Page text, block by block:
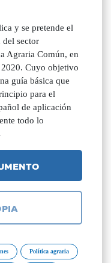
y se pretende el
sector
Agraria Común, en
Cuyo objetivo
guía básica que
para el
de aplicación
todo lo
Política agraria